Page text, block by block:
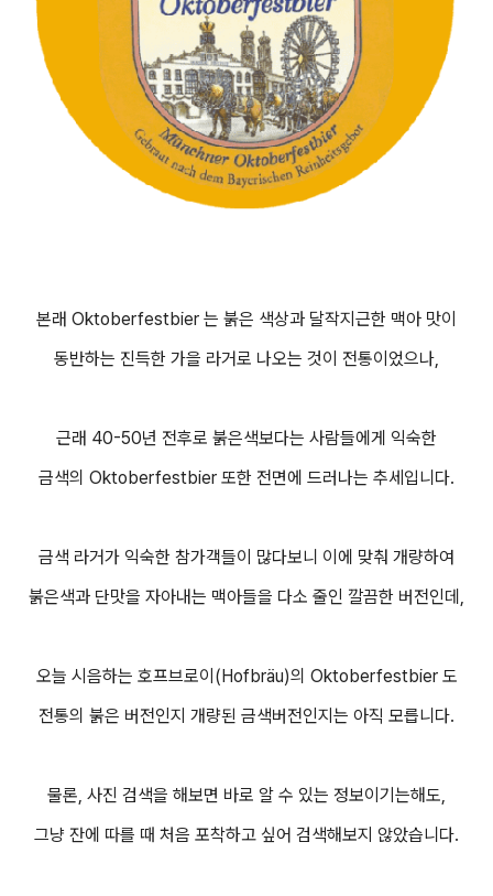
본래 Oktoberfestbier 는 붉은 색상과 달작지근한 맥아 맛이
동반하는 진득한 가을 라거로 나오는 것이 전통이었으나,
근래 40-50년 전후로 붉은색보다는 사람들에게 익숙한
금색의 Oktoberfestbier 또한 전면에 드러나는 추세입니다.
금색 라거가 익숙한 참가객들이 많다보니 이에 맞춰 개량하여
붉은색과 단맛을 자아내는 맥아들을 다소 줄인 깔끔한 버전인데,
오늘 시음하는 호프브로이(Hofbräu)의 Oktoberfestbier 도
전통의 붉은 버전인지 개량된 금색버전인지는 아직 모릅니다.
물론, 사진 검색을 해보면 바로 알 수 있는 정보이기는해도,
그냥 잔에 따를 때 처음 포착하고 싶어 검색해보지 않았습니다.